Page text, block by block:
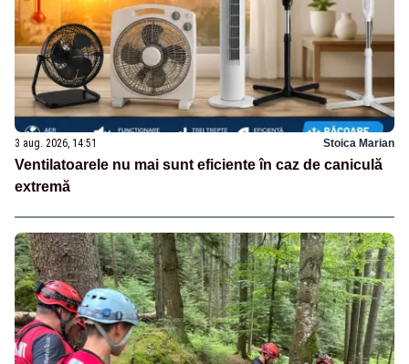
3 aug. 2026, 14:51 Stoica Marian
Ventilatoarele nu mai sunt eficiente în caz de caniculă
extremă